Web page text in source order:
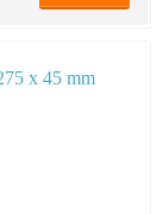
x 45 mm